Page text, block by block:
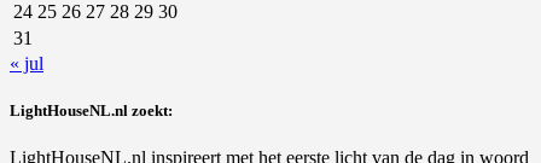
24 25 26 27 28 29 30
31
« jul
LightHouseNL.nl zoekt:
LightHouseNL.nl inspireert met het eerste licht van de dag in woord